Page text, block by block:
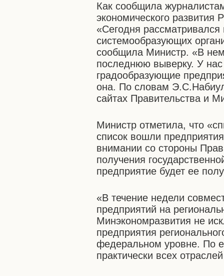
Как сообщила
экономического
«Сегодня рассматривался
системообразующих
сообщила Министр. «В
последнюю выверку. У
градообразующие
она. По словам
сайтах Правительства и
Министр отметила, что
список вошли
внимании со стороны
получения
предприятие будет ее
«В течение недели
предприятий на
Минэкономразвития не
предприятия
федеральном уровне. По
практически всех